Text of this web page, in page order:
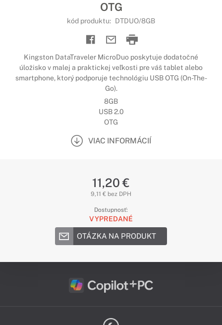
OTG
kód produktu: DTDUO/8GB
Kingston DataTraveler MicroDuo poskytuje dodatočné
úložisko v malej a praktickej veľkosti pre váš tablet alebo
smartphone, ktorý podporuje technológiu USB OTG (On-The-
Go).
8GB
USB 2.0
OTG
VIAC INFORMÁCIÍ
11,20 €
9,11 € bez DPH
Dostupnosť:
VYPREDANÉ
OTÁZKA NA PRODUKT